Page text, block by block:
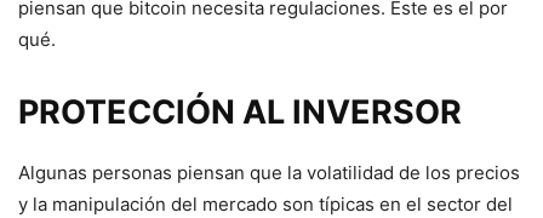
piensan que bitcoin necesita regulaciones. Este es el por
qué.
PROTECCIÓN AL INVERSOR
Algunas personas piensan que la volatilidad de los precios
y la manipulación del mercado son típicas en el sector del